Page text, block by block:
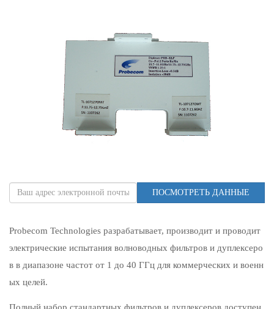
ПОСМОТРЕТЬ ДАННЫЕ
Probecom Technologies разрабатывает, производит и проводит
электрические испытания волноводных фильтров и дуплексеро
в в диапазоне частот от 1 до 40 ГГц для коммерческих и военн
ых целей.